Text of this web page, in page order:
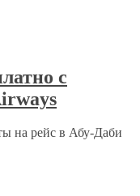
с
на рейс в Абу-Даби